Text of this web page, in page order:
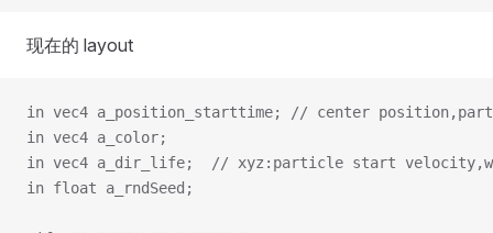
现在的 layout
in vec4 a_position_starttime; // center
in vec4 a_color;
in vec4 a_dir_life;  // xyz:particle start
in float a_rndSeed;